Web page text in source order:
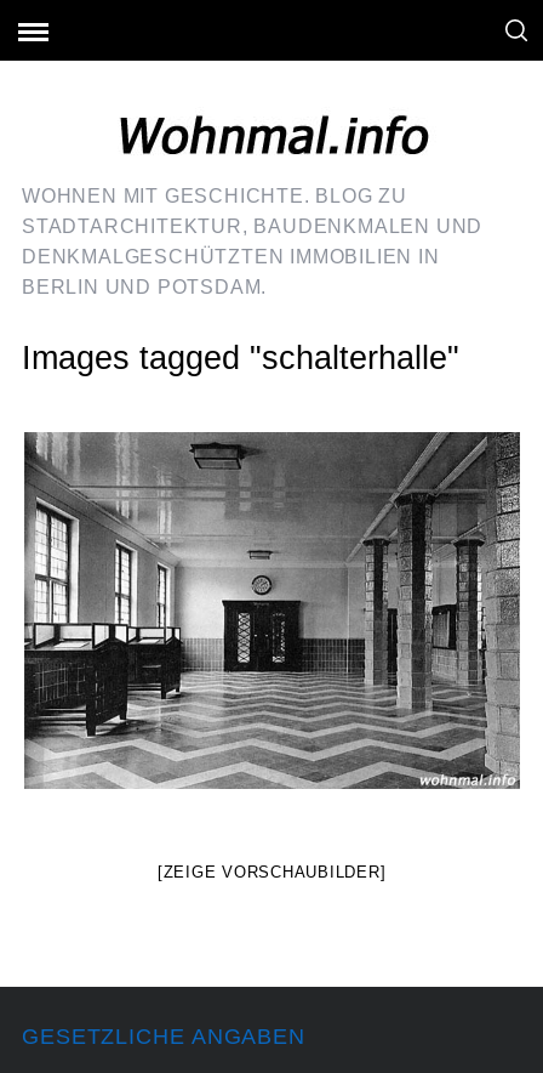
WOHNEN MIT GESCHICHTE. BLOG ZU
STADTARCHITEKTUR, BAUDENKMALEN UND
DENKMALGESCHÜTZTEN IMMOBILIEN IN
BERLIN UND POTSDAM.
Images tagged "schalterhalle"
[ZEIGE VORSCHAUBILDER]
GESETZLICHE ANGABEN